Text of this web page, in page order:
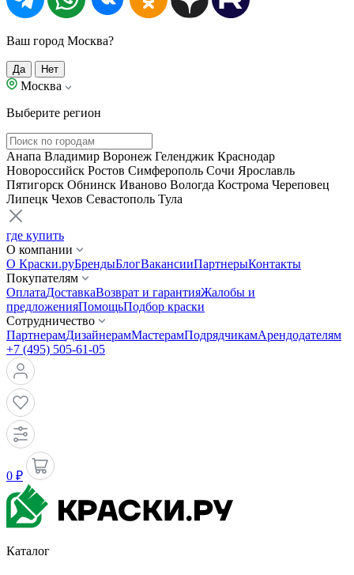
Ваш город Москва?
Да Нет
Москва
Выберите регион
Анапа Владимир Воронеж Геленджик Краснодар
Новороссийск Ростов Симферополь Сочи Ярославль
Пятигорск Обнинск Иваново Вологда Кострома Череповец
Липецк Чехов Севастополь Тула
где купить
О компании
О Краски.руБрендыБлогВакансииПартнерыКонтакты
Покупателям
ОплатаДоставкаВозврат и гарантияЖалобы и
предложенияПомощьПодбор краски
Сотрудничество
ПартнерамДизайнерамМастерамПодрядчикамАрендодателям
+7 (495) 505-61-05
0 ₽
Каталог